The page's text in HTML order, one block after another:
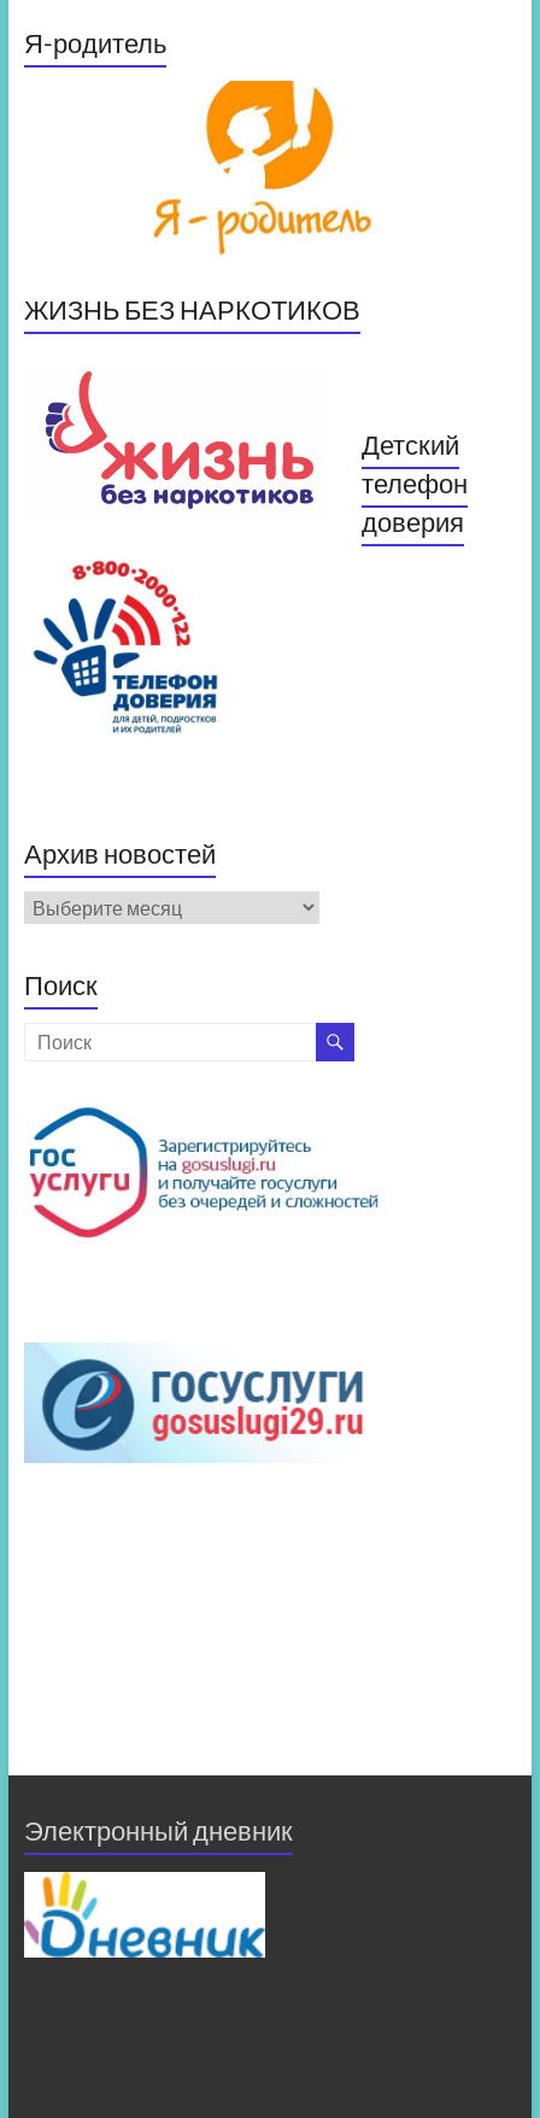
Я-родитель
ЖИЗНЬ БЕЗ НАРКОТИКОВ
Детский
телефон
доверия
Архив новостей
Архив
новостей
Поиск
Электронный дневник